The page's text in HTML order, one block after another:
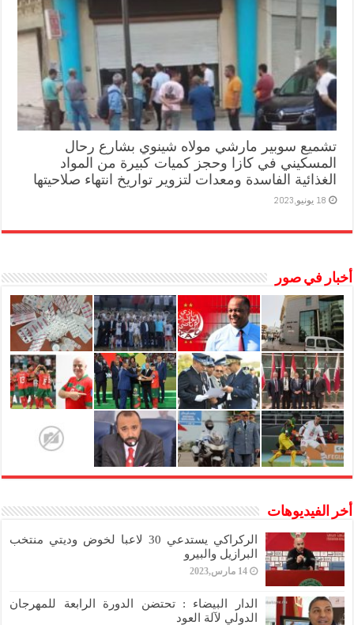
تشميع سوبير مارشي مولاه شينوي بشارع رحال
المسكيني في كازا وحجز كميات كبيرة من المواد
الغذائية الفاسدة ومعدات لتزوير تواريخ انتهاء صلاحيتها
18 يونيو,2023
أخبار في صور
أخر الفيديوهات
الركراكي يستدعي 30 لاعبا لخوض وديتي منتخب
البرازيل والبيرو
14 مارس,2023
الدار البيضاء : تحتضن الدورة الرابعة للمهرجان
الدولي لآلة العود